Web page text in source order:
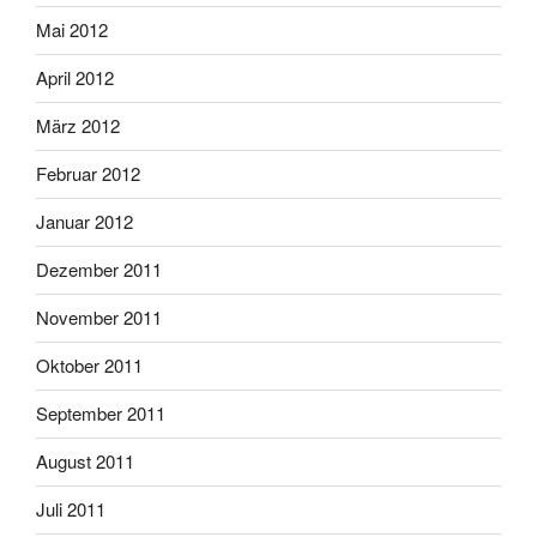
Mai 2012
April 2012
März 2012
Februar 2012
Januar 2012
Dezember 2011
November 2011
Oktober 2011
September 2011
August 2011
Juli 2011